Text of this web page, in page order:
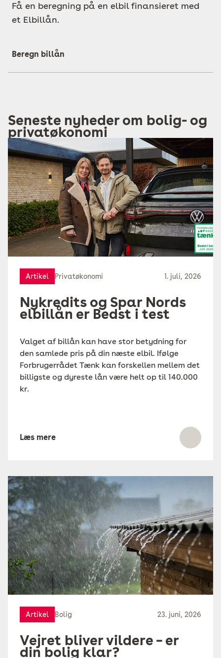
Få en beregning på en elbil finansieret med
et Elbillån.
Beregn billån
Seneste nyheder om bolig- og
privatøkonomi
Artikel Privatøkonomi 1. juli, 2026
Nykredits og Spar Nords
elbillån er Bedst i test
Valget af billån kan have stor betydning for
den samlede pris på din næste elbil. Ifølge
Forbrugerrådet Tænk kan forskellen mellem det
billigste og dyreste lån være helt op til 140.000
kr.
Læs mere
Artikel Bolig 23. juni, 2026
Vejret bliver vildere – er
din bolig klar?